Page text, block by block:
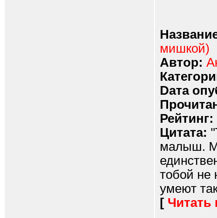
мишкой)
Автор:
Dата
Рейтинг:
Цитата:
малыш.
тобой не
умеют
[ Читать